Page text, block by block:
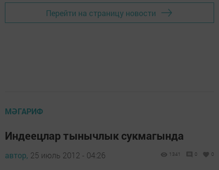
Перейти на страницу новости
МӘГАРИФ
Индеецлар тынычлык сукмагында
автор, 25 июль 2012 - 04:26 1341 0 0